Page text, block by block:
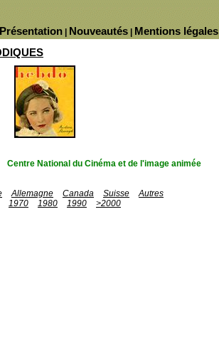
Mentions légales
Nouveautés
Présentation
Centre National du Cinéma et de l'image animée
Allemagne Canada Suisse
Autres
1970 1980 1990
>2000